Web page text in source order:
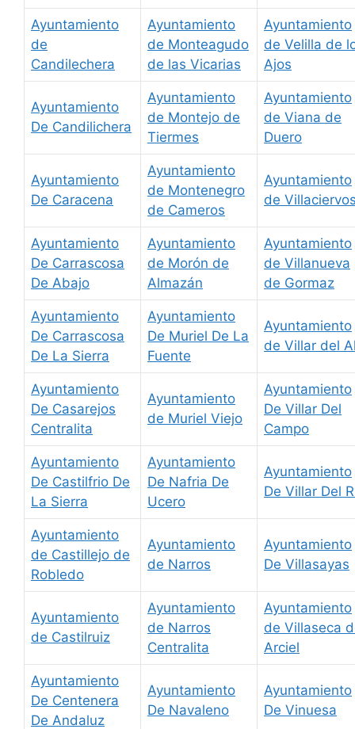
Ayuntamiento
de
Candilechera
Ayuntamiento
de Monteagudo
de las Vicarias
Ayuntamiento
de Velilla de
Ajos
Ayuntamiento
De Candilichera
Ayuntamiento
de Montejo de
Tiermes
Ayuntamiento
de Viana de
Duero
Ayuntamiento
De Caracena
Ayuntamiento
de Montenegro
de Cameros
Ayuntamiento
de
Ayuntamiento
De Carrascosa
De Abajo
Ayuntamiento
de Morón de
Almazán
Ayuntamiento
de Villanueva
de Gormaz
Ayuntamiento
De Carrascosa
De La Sierra
Ayuntamiento
De Muriel De La
Fuente
Ayuntamiento
de Villar del
Ayuntamiento
De Casarejos
Centralita
Ayuntamiento
de Muriel Viejo
Ayuntamiento
De Villar Del
Campo
Ayuntamiento
De Castilfrio De
La Sierra
Ayuntamiento
De Nafria De
Ucero
Ayuntamiento
De Villar Del
Ayuntamiento
de Castillejo de
Robledo
Ayuntamiento
de Narros
Ayuntamiento
De Villasayas
Ayuntamiento
de Castilruiz
Ayuntamiento
de Narros
Centralita
Ayuntamiento
de Villaseca
Arciel
Ayuntamiento
De Centenera
De Andaluz
Ayuntamiento
De Navaleno
Ayuntamiento
De Vinuesa